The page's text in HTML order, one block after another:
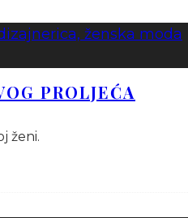
PROLJEĆA
ženi.